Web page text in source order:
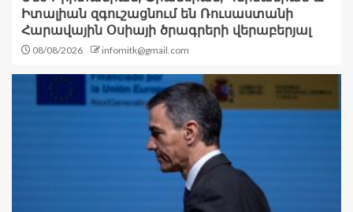
Իտալիան զգուշացնում են Ռուսաստանի
Հարավային Օսիայի ծրագրերի վերաբերյալ
08/08/2026 infomitk@gmail.com